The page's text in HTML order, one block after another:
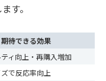
す。
期待できる効果
ィ向上・再購入増加
で反応率向上